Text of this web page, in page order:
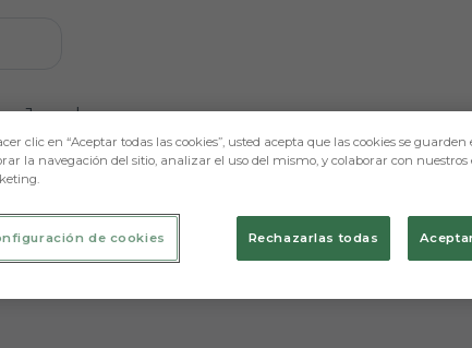
te mostraremos contenidos relacionados con esta.
Jugadores
clic en “Aceptar todas las cookies”, usted acepta que las cookies se
la navegación del sitio, analizar el uso del mismo, y colaborar con nuestros
Rechazarlas todas
de cookies